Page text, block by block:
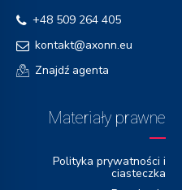
+48 509 264 405
kontakt@axonn.eu
Znajdź agenta
Materiały prawne
Polityka prywatności i
ciasteczka